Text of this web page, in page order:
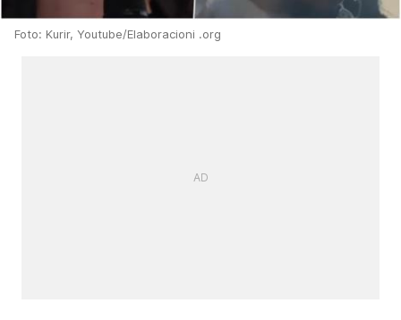
Foto: Kurir, Youtube/Elaboracioni .org